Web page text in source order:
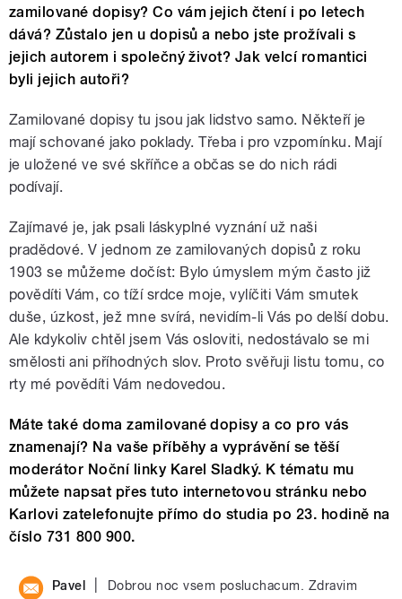
zamilované dopisy? Co vám jejich čtení i po letech
dává? Zůstalo jen u dopisů a nebo jste prožívali s
jejich autorem i společný život? Jak velcí romantici
byli jejich autoři?
Zamilované dopisy tu jsou jak lidstvo samo. Někteří je
mají schované jako poklady. Třeba i pro vzpomínku. Mají
je uložené ve své skříňce a občas se do nich rádi
podívají.
Zajímavé je, jak psali láskyplné vyznání už naši
pradědové. V jednom ze zamilovaných dopisů z roku
1903 se můžeme dočíst: Bylo úmyslem mým často již
povědíti Vám, co tíží srdce moje, vylíčiti Vám smutek
duše, úzkost, jež mne svírá, nevidím-li Vás po delší dobu.
Ale kdykoliv chtěl jsem Vás osloviti, nedostávalo se mi
smělosti ani příhodných slov. Proto svěřuji listu tomu, co
rty mé povědíti Vám nedovedou.
Máte také doma zamilované dopisy a co pro vás
znamenají? Na vaše příběhy a vyprávění se těší
moderátor Noční linky Karel Sladký. K tématu mu
můžete napsat přes tuto internetovou stránku nebo
Karlovi zatelefonujte přímo do studia po 23. hodině na
číslo 731 800 900.
Pavel
Dobrou noc vsem posluchacum. Zdravim